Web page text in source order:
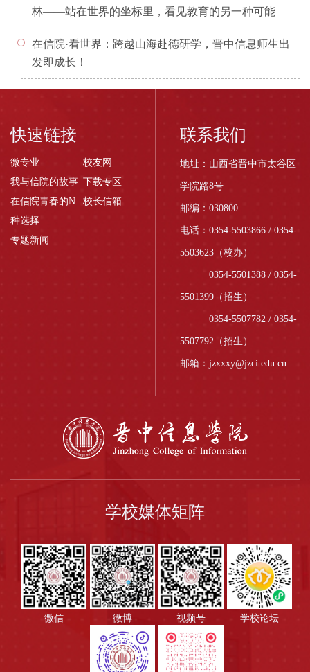
林——站在世界的坐标里，看见教育的另一种可能
在信院·看世界：跨越山海赴德研学，晋中信息师生出
发即成长！
快速链接
微专业
校友网
我与信院的故事 下载专区
在信院青春的N
种选择
校长信箱
专题新闻
联系我们
地址：山西省晋中市太谷区
学院路8号
邮编：030800
电话：0354-5503866 / 0354-
5503623（校办）
0354-5501388 / 0354-
5501399（招生）
0354-5507782 / 0354-
5507792（招生）
邮箱：jzxxxy@jzci.edu.cn
学校媒体矩阵
微信 微博 视频号 学校论坛